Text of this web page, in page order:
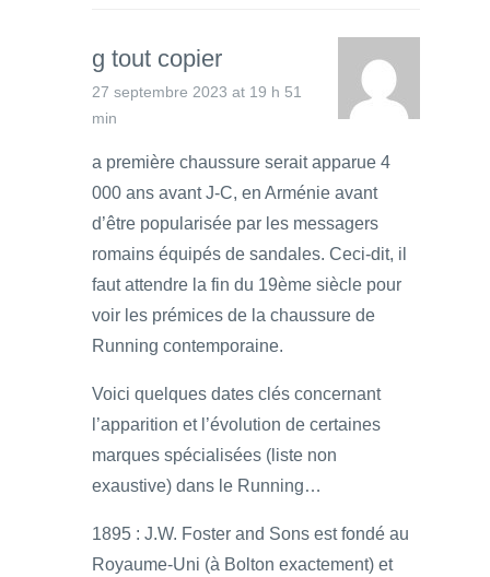
g tout copier
27 septembre 2023 at 19 h 51
min
a première chaussure serait apparue 4
000 ans avant J-C, en Arménie avant
d’être popularisée par les messagers
romains équipés de sandales. Ceci-dit, il
faut attendre la fin du 19ème siècle pour
voir les prémices de la chaussure de
Running contemporaine.
Voici quelques dates clés concernant
l’apparition et l’évolution de certaines
marques spécialisées (liste non
exaustive) dans le Running…
1895 : J.W. Foster and Sons est fondé au
Royaume-Uni (à Bolton exactement) et